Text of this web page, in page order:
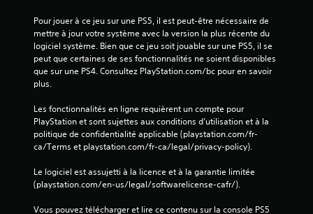
Pour jouer à ce jeu sur une PS5, il est peut-être nécessaire de
mettre à jour votre système avec la version la plus récente du
logiciel système. Bien que ce jeu soit jouable sur une PS5, il se
peut que certaines de ses fonctionnalités ne soient disponibles
que sur une PS4. Consultez PlayStation.com/bc pour en savoir
plus.
Les fonctionnalités en ligne requièrent un compte pour
PlayStation et sont sujettes aux conditions d’utilisation et à la
politique de confidentialité applicable (playstation.com/fr-
ca/Terms et playstation.com/fr-ca/legal/privacy-policy).
Le logiciel est assujetti à la licence et à la garantie limitée
(playstation.com/en-us/legal/softwarelicense-cafr/).
Vous pouvez télécharger et lire ce contenu sur la console PS5